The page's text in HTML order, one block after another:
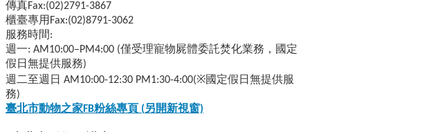
傳真Fax:(02)2791-3867
櫃臺專用Fax:(02)8791-3062
服務時間:
週一: AM10:00–PM4:00 (僅受理寵物屍體委託焚化業務，國定
假日無提供服務)
週二至週日 AM10:00-12:30 PM1:30-4:00(※國定假日無提供服
務)
臺北市動物之家FB粉絲專頁 (另開新視窗)